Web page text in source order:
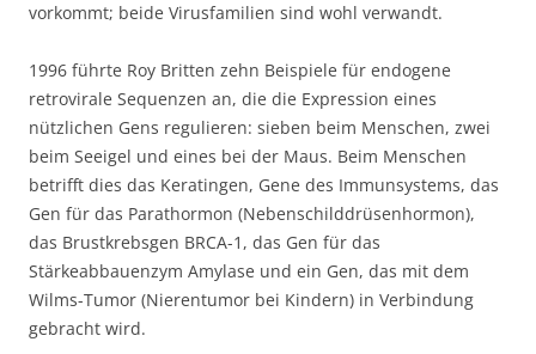
vorkommt; beide Virusfamilien sind wohl verwandt.
1996 führte Roy Britten zehn Beispiele für endogene
retrovirale Sequenzen an, die die Expression eines
nützlichen Gens regulieren: sieben beim Menschen, zwei
beim Seeigel und eines bei der Maus. Beim Menschen
betrifft dies das Keratingen, Gene des Immunsystems, das
Gen für das Parathormon (Nebenschilddrüsenhormon),
das Brustkrebsgen BRCA-1, das Gen für das
Stärkeabbauenzym Amylase und ein Gen, das mit dem
Wilms-Tumor (Nierentumor bei Kindern) in Verbindung
gebracht wird.